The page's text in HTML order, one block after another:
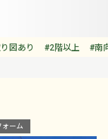
図あり #2階以上 #南
ォーム